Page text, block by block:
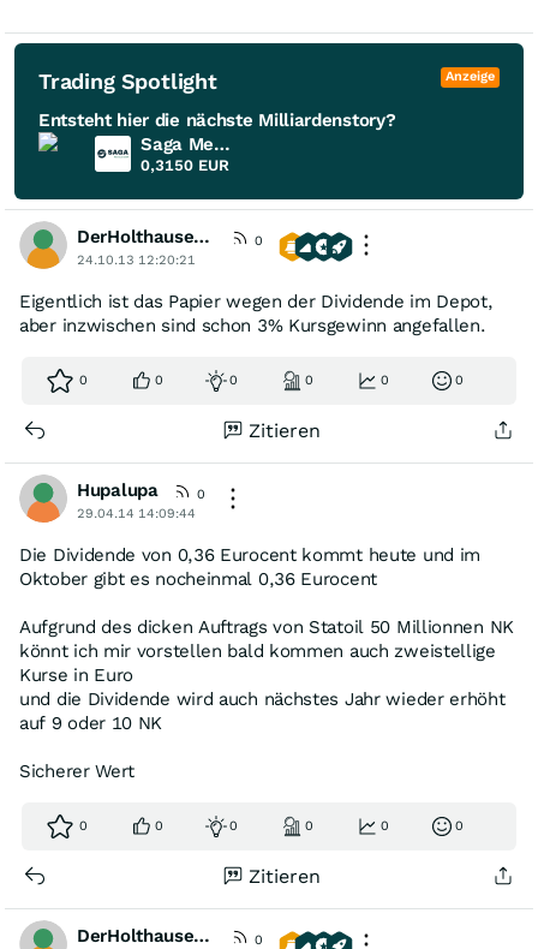
Trading Spotlight Anzeige
Entsteht hier die nächste Milliardenstory?
Saga Metals
0,3150 EUR
DerHolthausener
0
24.10.13 12:20:21
Eigentlich ist das Papier wegen der Dividende im Depot,
aber inzwischen sind schon 3% Kursgewinn angefallen.
0 0 0 0 0 0
Zitieren
Hupalupa
0
29.04.14 14:09:44
Die Dividende von 0,36 Eurocent kommt heute und im
Oktober gibt es nocheinmal 0,36 Eurocent
Aufgrund des dicken Auftrags von Statoil 50 Millionnen NK
könnt ich mir vorstellen bald kommen auch zweistellige
Kurse in Euro
und die Dividende wird auch nächstes Jahr wieder erhöht
auf 9 oder 10 NK
Sicherer Wert
0 0 0 0 0 0
Zitieren
DerHolthausener
0